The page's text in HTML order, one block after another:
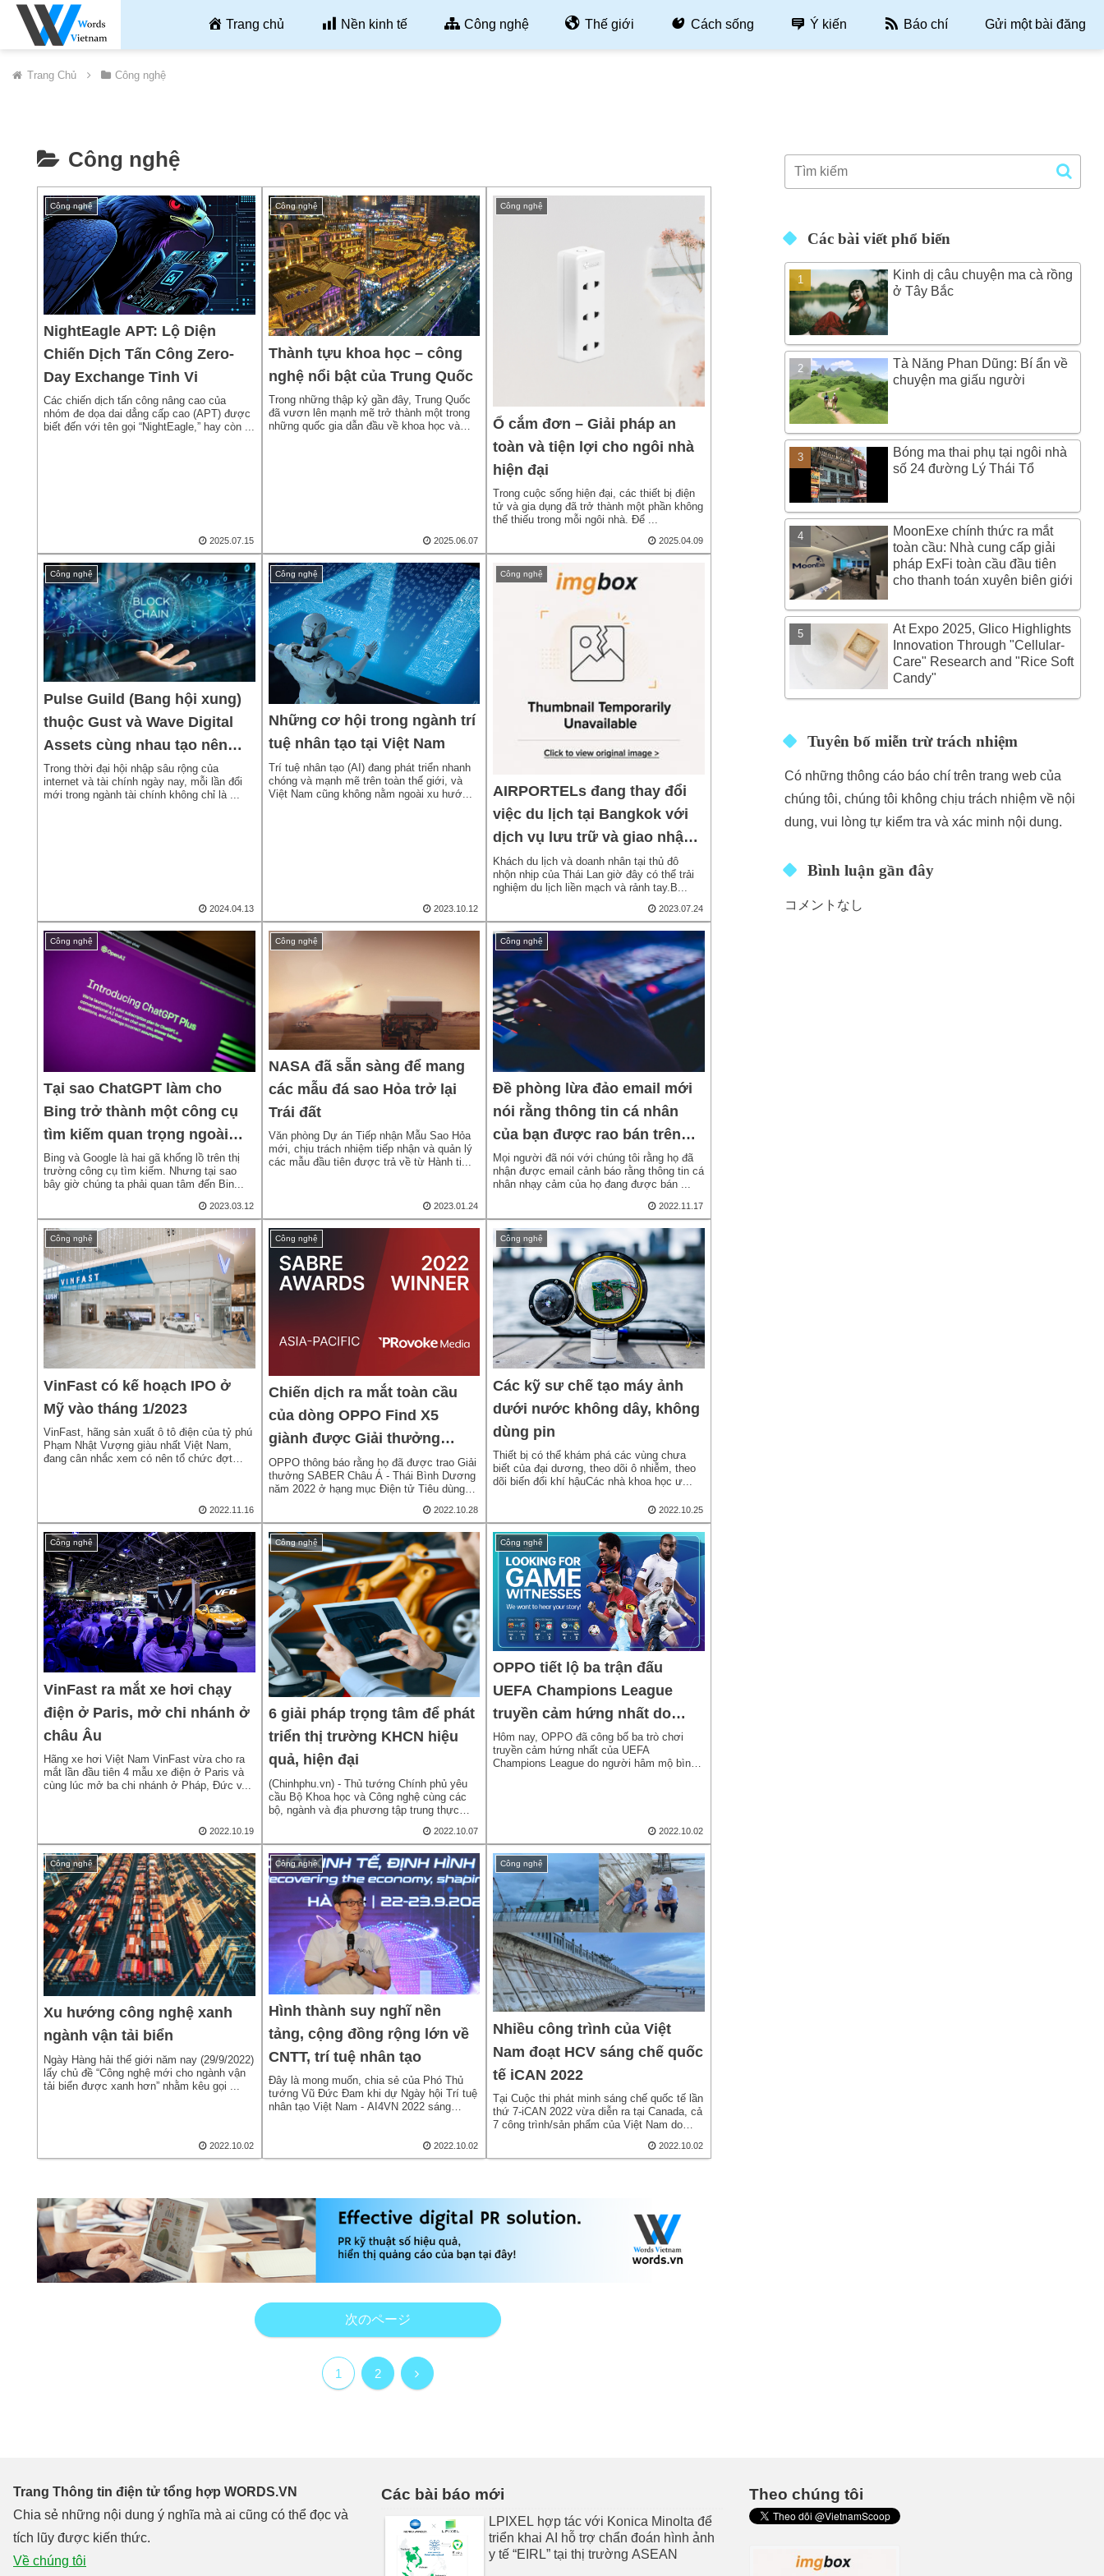
Trang chủ Nền kinh tế Công nghệ Thế giới Cách sống Ý kiến Báo chí Gửi một bài đăng
Trang Chủ Công nghệ
Công nghệ
Công nghệ
NightEagle APT: Lộ Diện
Chiến Dịch Tấn Công Zero-
Day Exchange Tinh Vi
Các chiến dịch tấn công nâng cao của
nhóm đe dọa dai dẳng cấp cao (APT) được
biết đến với tên gọi “NightEagle,” hay còn ...
2025.07.15
Công nghệ
Thành tựu khoa học – công
nghệ nổi bật của Trung Quốc
Trong những thập kỷ gần đây, Trung Quốc
đã vươn lên mạnh mẽ trở thành một trong
những quốc gia dẫn đầu về khoa học và
2025.06.07
Công nghệ
Ổ cắm đơn – Giải pháp an
toàn và tiện lợi cho ngôi nhà
hiện đại
Trong cuộc sống hiện đại, các thiết bị điện
tử và gia dụng đã trở thành một phần không
thể thiếu trong mỗi ngôi nhà. Để ...
2025.04.09
Công nghệ
Pulse Guild (Bang hội xung)
thuộc Gust và Wave Digital
Assets cùng nhau tạo nên
một đỉnh cao mới
Trong thời đại hội nhập sâu rộng của
internet và tài chính ngày nay, mỗi lần đổi
mới trong ngành tài chính không chỉ là ...
2024.04.13
Công nghệ
Những cơ hội trong ngành trí
tuệ nhân tạo tại Việt Nam
Trí tuệ nhân tạo (AI) đang phát triển nhanh
chóng và mạnh mẽ trên toàn thế giới, và
Việt Nam cũng không nằm ngoài xu hướ...
2023.10.12
Công nghệ
AIRPORTELs đang thay đổi
việc du lịch tại Bangkok với
dịch vụ lưu trữ và giao nhận
hành lý sáng tạo
Khách du lịch và doanh nhân tại thủ đô
nhộn nhịp của Thái Lan giờ đây có thể trải
nghiệm du lịch liền mạch và rảnh tay.B...
2023.07.24
Công nghệ
Tại sao ChatGPT làm cho
Bing trở thành một công cụ
tìm kiếm quan trọng ngoài
Google
Bing và Google là hai gã khổng lồ trên thị
trường công cụ tìm kiếm. Nhưng tại sao
bây giờ chúng ta phải quan tâm đến Bin...
2023.03.12
Công nghệ
NASA đã sẵn sàng để mang
các mẫu đá sao Hỏa trở lại
Trái đất
Văn phòng Dự án Tiếp nhận Mẫu Sao Hỏa
mới, chịu trách nhiệm tiếp nhận và quản lý
các mẫu đầu tiên được trả về từ Hành ti...
2023.01.24
Công nghệ
Đề phòng lừa đảo email mới
nói rằng thông tin cá nhân
của bạn được rao bán trên
dark web
Mọi người đã nói với chúng tôi rằng họ đã
nhận được email cảnh báo rằng thông tin cá
nhân nhạy cảm của họ đang được bán ...
2022.11.17
Công nghệ
VinFast có kế hoạch IPO ở
Mỹ vào tháng 1/2023
VinFast, hãng sản xuất ô tô điện của tỷ phú
Phạm Nhật Vượng giàu nhất Việt Nam,
đang cân nhắc xem có nên tổ chức đợt
2022.11.16
Công nghệ
Chiến dịch ra mắt toàn cầu
của dòng OPPO Find X5
giành được Giải thưởng
SABER Châu Á – Thái Bình
Dương năm 2022
OPPO thông báo rằng họ đã được trao Giải
thưởng SABER Châu Á - Thái Bình Dương
năm 2022 ở hạng mục Điện tử Tiêu dùng
2022.10.28
Công nghệ
Các kỹ sư chế tạo máy ảnh
dưới nước không dây, không
dùng pin
Thiết bị có thể khám phá các vùng chưa
biết của đại dương, theo dõi ô nhiễm, theo
dõi biến đổi khí hậuCác nhà khoa học ư...
2022.10.25
Công nghệ
VinFast ra mắt xe hơi chạy
điện ở Paris, mở chi nhánh ở
châu Âu
Hãng xe hơi Việt Nam VinFast vừa cho ra
mắt lần đầu tiên 4 mẫu xe điện ở Paris và
cùng lúc mở ba chi nhánh ở Pháp, Đức v...
2022.10.19
Công nghệ
6 giải pháp trọng tâm để phát
triển thị trường KHCN hiệu
quả, hiện đại
(Chinhphu.vn) - Thủ tướng Chính phủ yêu
cầu Bộ Khoa học và Công nghệ cùng các
bộ, ngành và địa phương tập trung thực
2022.10.07
Công nghệ
OPPO tiết lộ ba trận đấu
UEFA Champions League
truyền cảm hứng nhất do
người hâm mộ bình chọn
Hôm nay, OPPO đã công bố ba trò chơi
truyền cảm hứng nhất của UEFA
Champions League do người hâm mộ bình
2022.10.02
Công nghệ
Xu hướng công nghệ xanh
ngành vận tải biển
Ngày Hàng hải thế giới năm nay (29/9/2022)
lấy chủ đề “Công nghệ mới cho ngành vận
tải biển được xanh hơn” nhằm kêu gọi ...
2022.10.02
Công nghệ
Hình thành suy nghĩ nền
tảng, cộng đồng rộng lớn về
CNTT, trí tuệ nhân tạo
Đây là mong muốn, chia sẻ của Phó Thủ
tướng Vũ Đức Đam khi dự Ngày hội Trí tuệ
nhân tạo Việt Nam - AI4VN 2022 sáng
2022.10.02
Công nghệ
Nhiều công trình của Việt
Nam đoạt HCV sáng chế quốc
tế iCAN 2022
Tại Cuộc thi phát minh sáng chế quốc tế lần
thứ 7-iCAN 2022 vừa diễn ra tại Canada, cả
7 công trình/sản phẩm của Việt Nam do
Việt Nam (VIFOTEC) gửi đi dự thi đều đoạt
giải cao ở các hạng mục khác nhau.
2022.10.02
次のページ
1 2 次
Các bài viết phổ biến
Kinh dị câu chuyện ma cà rồng
ở Tây Bắc
Tà Năng Phan Dũng: Bí ẩn về
chuyện ma giấu người
Bóng ma thai phụ tại ngôi nhà
số 24 đường Lý Thái Tổ
MoonExe chính thức ra mắt
toàn cầu: Nhà cung cấp giải
pháp ExFi toàn cầu đầu tiên
cho thanh toán xuyên biên giới
At Expo 2025, Glico Highlights
Innovation Through "Cellular-
Care" Research and "Rice Soft
Candy"
Tuyên bố miễn trừ trách nhiệm
Có những thông cáo báo chí trên trang web của
chúng tôi, chúng tôi không chịu trách nhiệm về nội
dung, vui lòng tự kiểm tra và xác minh nội dung.
Bình luận gần đây
コメントなし
Trang Thông tin điện tử tổng hợp WORDS.VN
Chia sẻ những nội dung ý nghĩa mà ai cũng có thể đọc và
tích lũy được kiến thức.
Về chúng tôi
Các bài báo mới
LPIXEL hợp tác với Konica Minolta để
triển khai AI hỗ trợ chẩn đoán hình ảnh
y tế “EIRL” tại thị trường ASEAN
Theo chúng tôi